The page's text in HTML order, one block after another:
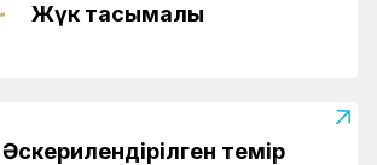
Жүк тасымалы
Әскерилендірілген темір